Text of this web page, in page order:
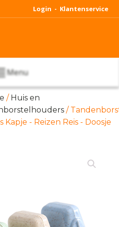
Login - Klantenservice
Menu
/ Huis en
/
Kapje - Reizen Reis - Doosje